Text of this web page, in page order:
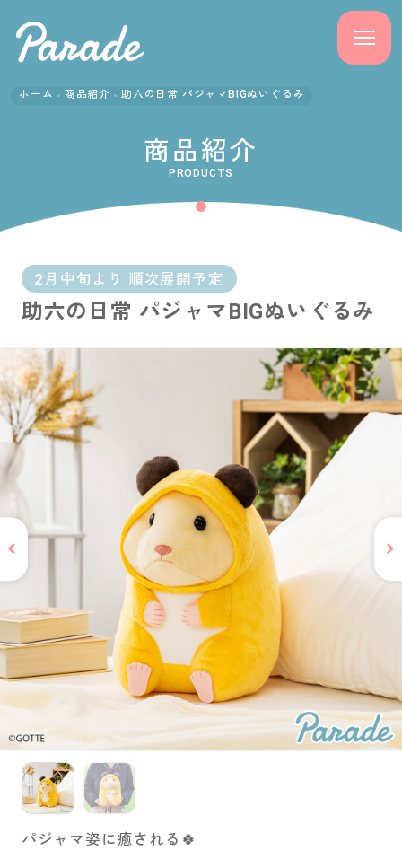
よくある質問
会社概要
採用情報
お問い合わせ
PRIZE 公式 X
PRIZE 公式 Instagram
CAPSULE TOY 公式 X
CAPSULE TOY 公式 Instagram
プライバシーポリシー
ホーム 商品紹介 助六の日常 パジャマBIGぬいぐるみ
商品紹介
PRODUCTS
2月中旬より 順次展開予定
助六の日常 パジャマBIGぬいぐるみ
パジャマ姿に癒される🍀